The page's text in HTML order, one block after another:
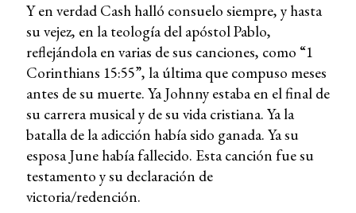
Y en verdad Cash halló consuelo siempre, y hasta
su vejez, en la teología del apóstol Pablo,
reflejándola en varias de sus canciones, como “1
Corinthians 15:55”, la última que compuso meses
antes de su muerte. Ya Johnny estaba en el final de
su carrera musical y de su vida cristiana. Ya la
batalla de la adicción había sido ganada. Ya su
esposa June había fallecido. Esta canción fue su
testamento y su declaración de
victoria/redención.